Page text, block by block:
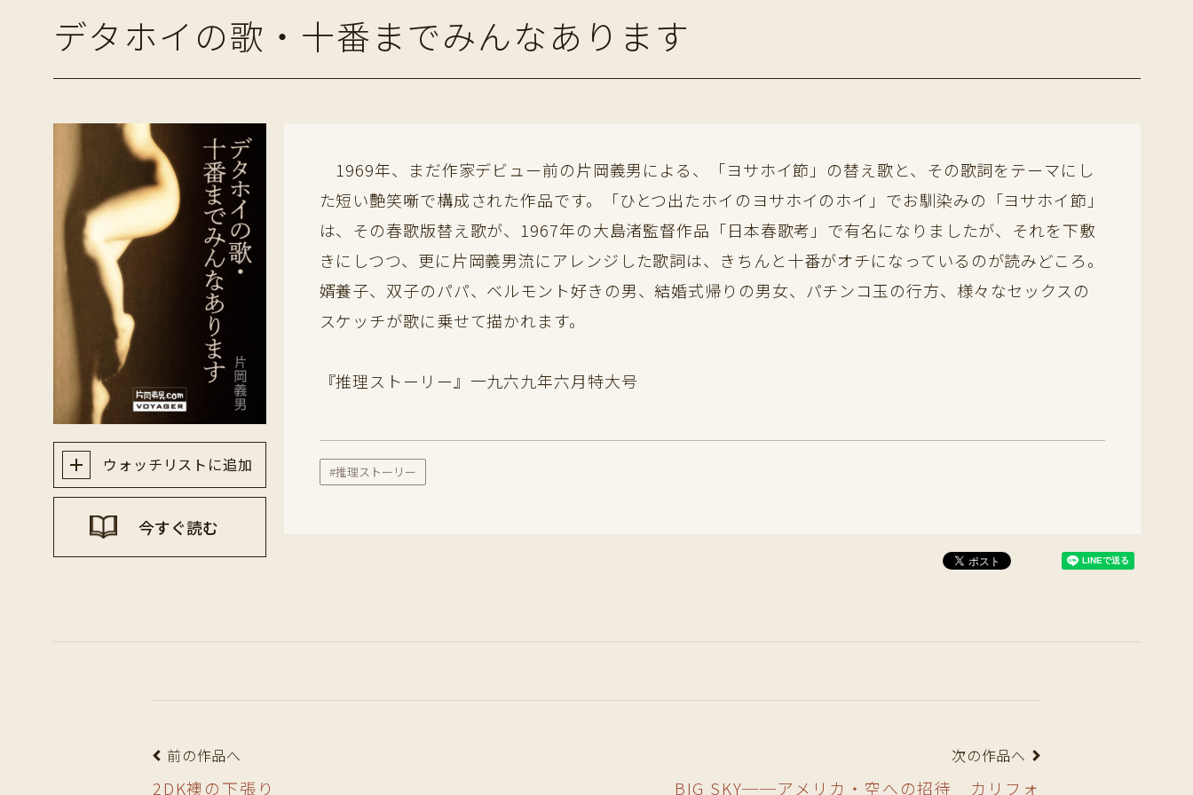
デタホイの歌・十番までみんなあります
ウォッチリストに追加
今すぐ読む
1969年、まだ作家デビュー前の片岡義男による、「ヨサホイ節」の替え歌と、その歌詞をテーマにし
た短い艶笑噺で構成された作品です。「ひとつ出たホイのヨサホイのホイ」でお馴染みの「ヨサホイ節」
は、その春歌版替え歌が、1967年の大島渚監督作品「日本春歌考」で有名になりましたが、それを下敷
きにしつつ、更に片岡義男流にアレンジした歌詞は、きちんと十番がオチになっているのが読みどころ。
婿養子、双子のパパ、ベルモント好きの男、結婚式帰りの男女、パチンコ玉の行方、様々なセックスの
スケッチが歌に乗せて描かれます。
『推理ストーリー』一九六九年六月特大号
#推理ストーリー
前の作品へ
2DK襖の下張り
次の作品へ
BIG SKY──アメリカ・空への招待 カリフォ